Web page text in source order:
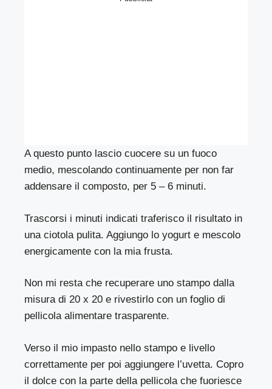
A questo punto lascio cuocere su un fuoco
medio, mescolando continuamente per non far
addensare il composto, per 5 – 6 minuti.
Trascorsi i minuti indicati traferisco il risultato in
una ciotola pulita. Aggiungo lo yogurt e mescolo
energicamente con la mia frusta.
Non mi resta che recuperare uno stampo dalla
misura di 20 x 20 e rivestirlo con un foglio di
pellicola alimentare trasparente.
Verso il mio impasto nello stampo e livello
correttamente per poi aggiungere l’uvetta. Copro
il dolce con la parte della pellicola che fuoriesce